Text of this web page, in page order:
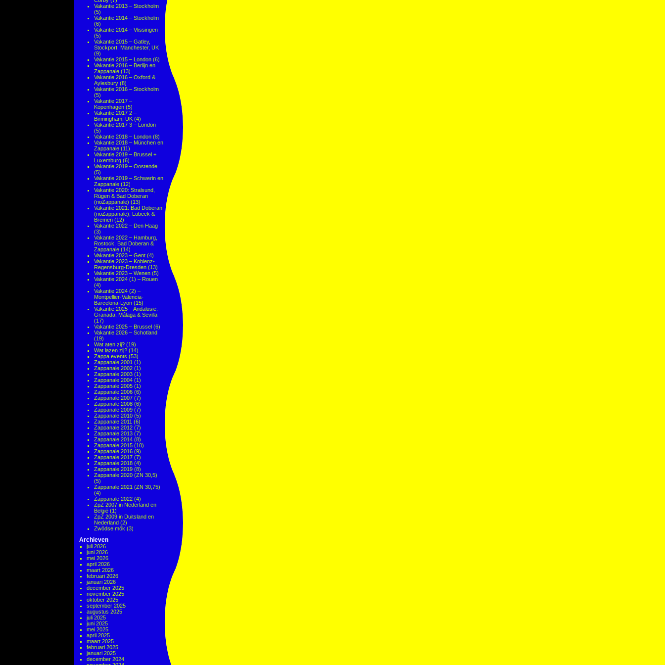
Vakantie 2013 – Stockholm
(5)
Vakantie 2014 – Stockholm
(6)
Vakantie 2014 – Vlissingen
(5)
Vakantie 2015 – Gatley,
Stockport, Manchester, UK
(9)
Vakantie 2015 – London (6)
Vakantie 2016 – Berlijn en
Zappanale (13)
Vakantie 2016 – Oxford &
Aylesbury (8)
Vakantie 2016 – Stockholm
(5)
Vakantie 2017 –
Kopenhagen (5)
Vakantie 2017 2 –
Birmingham, UK (4)
Vakantie 2017 3 – London
(5)
Vakantie 2018 – London (8)
Vakantie 2018 – München en
Zappanale (11)
Vakantie 2019 – Brussel +
Luxemburg (6)
Vakantie 2019 – Oostende
(5)
Vakantie 2019 – Schwerin en
Zappanale (12)
Vakantie 2020: Stralsund,
Rügen & Bad Doberan
(noZappanale) (13)
Vakantie 2021: Bad Doberan
(noZappanale), Lübeck &
Bremen (12)
Vakantie 2022 – Den Haag
(3)
Vakantie 2022 – Hamburg,
Rostock, Bad Doberan &
Zappanale (14)
Vakantie 2023 – Gent (4)
Vakantie 2023 – Koblenz-
Regensburg-Dresden (13)
Vakantie 2023 – Wenen (5)
Vakantie 2024 (1) – Rouen
(4)
Vakantie 2024 (2) –
Montpellier-Valencia-
Barcelona-Lyon (15)
Vakantie 2025 – Andalusië:
Granada, Málaga & Sevilla
(17)
Vakantie 2025 – Brussel (6)
Vakantie 2026 – Schotland
(19)
Wat aten zij? (19)
Wat lazen zij? (14)
Zappa events (53)
Zappanale 2001 (1)
Zappanale 2002 (1)
Zappanale 2003 (1)
Zappanale 2004 (1)
Zappanale 2005 (1)
Zappanale 2006 (6)
Zappanale 2007 (7)
Zappanale 2008 (6)
Zappanale 2009 (7)
Zappanale 2010 (5)
Zappanale 2011 (6)
Zappanale 2012 (7)
Zappanale 2013 (7)
Zappanale 2014 (8)
Zappanale 2015 (10)
Zappanale 2016 (9)
Zappanale 2017 (7)
Zappanale 2018 (4)
Zappanale 2019 (8)
Zappanale 2020 (ZN 30,5)
(5)
Zappanale 2021 (ZN 30,75)
(4)
Zappanale 2022 (4)
ZpZ 2007 in Nederland en
België (1)
ZpZ 2009 in Duitsland en
Nederland (2)
Zwödse mök (3)
Archieven
juli 2026
juni 2026
mei 2026
april 2026
maart 2026
februari 2026
januari 2026
december 2025
november 2025
oktober 2025
september 2025
augustus 2025
juli 2025
juni 2025
mei 2025
april 2025
maart 2025
februari 2025
januari 2025
december 2024